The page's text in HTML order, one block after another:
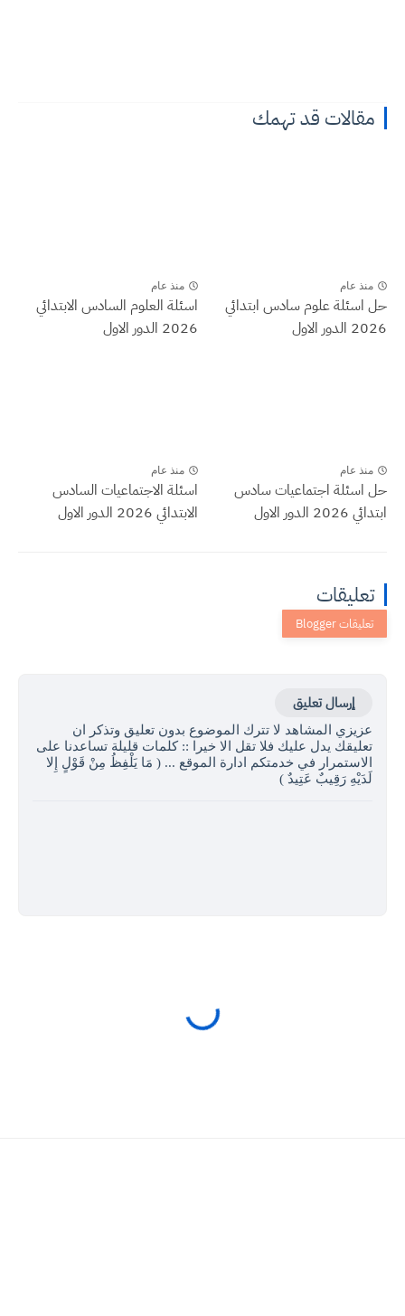
مقالات قد تهمك
منذ عام
حل اسئلة علوم سادس ابتدائي
2026 الدور الاول
منذ عام
اسئلة العلوم السادس الابتدائي
2026 الدور الاول
منذ عام
حل اسئلة اجتماعيات سادس
ابتدائي 2026 الدور الاول
منذ عام
اسئلة الاجتماعيات السادس
الابتدائي 2026 الدور الاول
تعليقات
إرسال تعليق
عزيزي المشاهد لا تترك الموضوع بدون تعليق وتذكر ان
تعليقك يدل عليك فلا تقل الا خيرا :: كلمات قليلة تساعدنا على
الاستمرار في خدمتكم ادارة الموقع ... ( مَا يَلْفِظُ مِنْ قَوْلٍ إِلا
لَدَيْهِ رَقِيبٌ عَتِيدٌ )